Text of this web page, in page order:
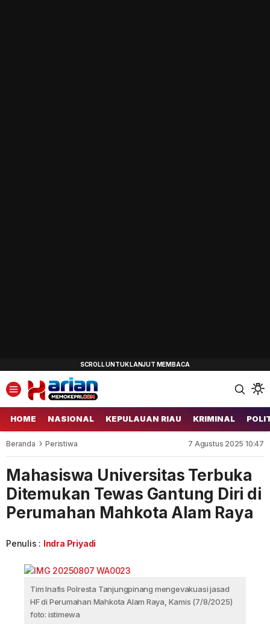
HOME NASIONAL KEPULAUAN RIAU KRIMINAL
Beranda Peristiwa 7 Agustus 2025 10:47
Mahasiswa Universitas Terbuka
Ditemukan Tewas Gantung Diri di
Perumahan Mahkota Alam Raya
Penulis : Indra Priyadi
Tim Inafis Polresta Tanjungpinang mengevakuasi jasad
HF di Perumahan Mahkota Alam Raya, Kamis (7/8/2025)
foto: istimewa